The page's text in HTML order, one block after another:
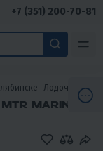
+7 (351) 200-70-81
Лодочные
MARINE F